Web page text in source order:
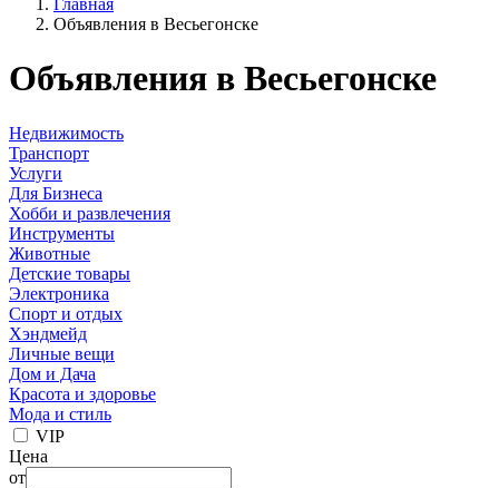
Главная
Объявления в Весьегонске
Объявления в Весьегонске
Недвижимость
Транспорт
Услуги
Для Бизнеса
Хобби и развлечения
Инструменты
Животные
Детские товары
Электроника
Спорт и отдых
Хэндмейд
Личные вещи
Дом и Дача
Красота и здоровье
Мода и стиль
VIP
Цена
от